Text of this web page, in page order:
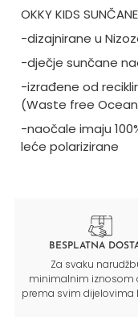
OKKY KIDS
-dizajnirane u
-dječje sunčane
-izrađene od
(Waste free
-naočale imaju
leće polarizirane
BESPLATNA
Za svaku
minimalnim iznosom
prema svim dijelovima